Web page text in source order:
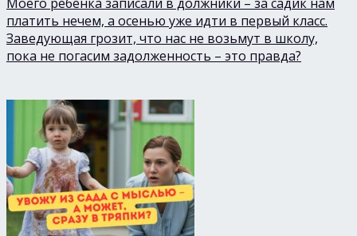
платить нечем, а осенью уже идти в первый класс.
Заведующая грозит, что нас не возьмут в школу,
пока не погасим задолженность – это правда?